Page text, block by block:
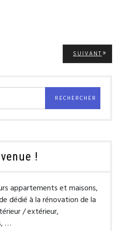
SUIVANT
!
appartements et maisons,
dédié à la rénovation de la
/ extérieur,
…